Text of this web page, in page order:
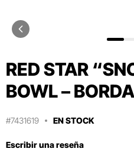
RED STAR
BOWL –
#7431619 EN STOCK
Escribir una reseña